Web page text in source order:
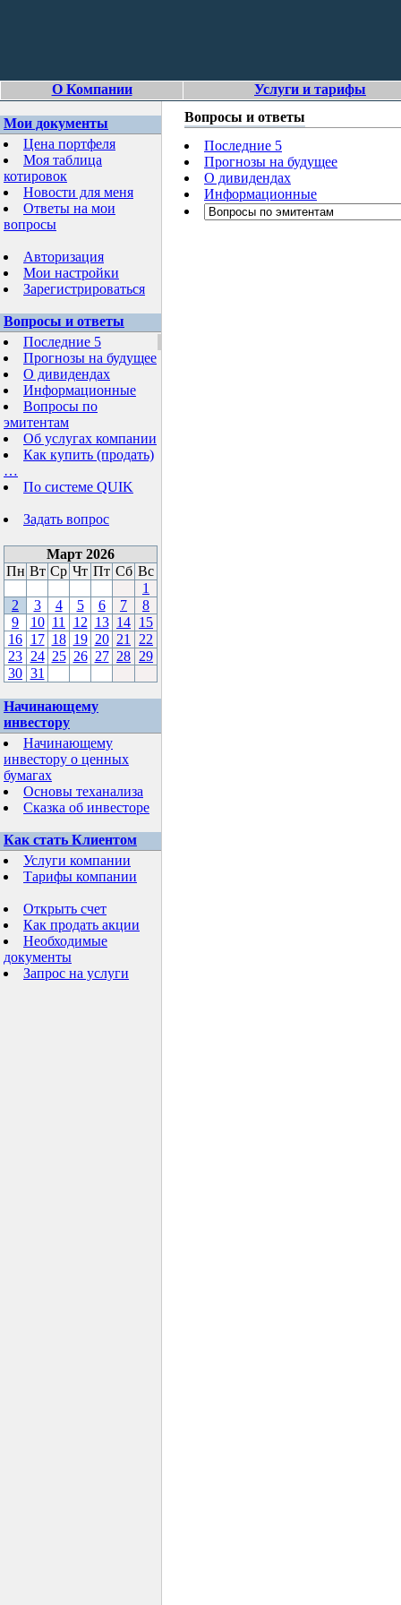
О Компании Услуги и тарифы
Мои документы
Цена портфеля
Моя таблица
котировок
Новости для меня
Ответы на мои
вопросы
Авторизация
Мои настройки
Зарегистрироваться
Вопросы и ответы
Последние 5
Прогнозы на будущее
О дивидендах
Информационные
Вопросы по
эмитентам
Об услугах компании
Как купить (продать)
…
По системе QUIK
Задать вопрос
Март 2026
Пн Вт Ср Чт Пт Сб Вс
1
2
3 4 5 6 7
8
9
10 11 12 13 14 15
16 17 18 19 20 21
22
23 24 25 26 27 28 29
30 31
Начинающему
инвестору
Начинающему
инвестору о ценных
бумагах
Основы теханализа
Сказка об инвесторе
Как стать Клиентом
Услуги компании
Тарифы компании
Открыть счет
Как продать акции
Необходимые
документы
Запрос на услуги
Вопросы и ответы
Последние 5
Прогнозы на будущее
О дивидендах
Информационные